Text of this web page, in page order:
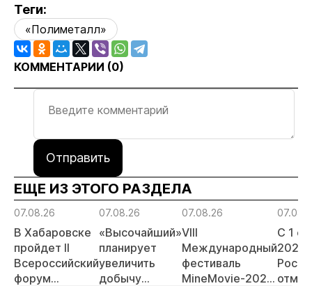
Теги:
«Полиметалл»
КОММЕНТАРИИ (0)
Отправить
ЕЩЕ ИЗ ЭТОГО РАЗДЕЛА
07.08.26
В Хабаровске
пройдет II
Всероссийский
форум
07.08.26
«Высочайший»
планирует
увеличить
добычу
07.08.26
VIII
Международный
фестиваль
MineMovie-2026
С 1
2026